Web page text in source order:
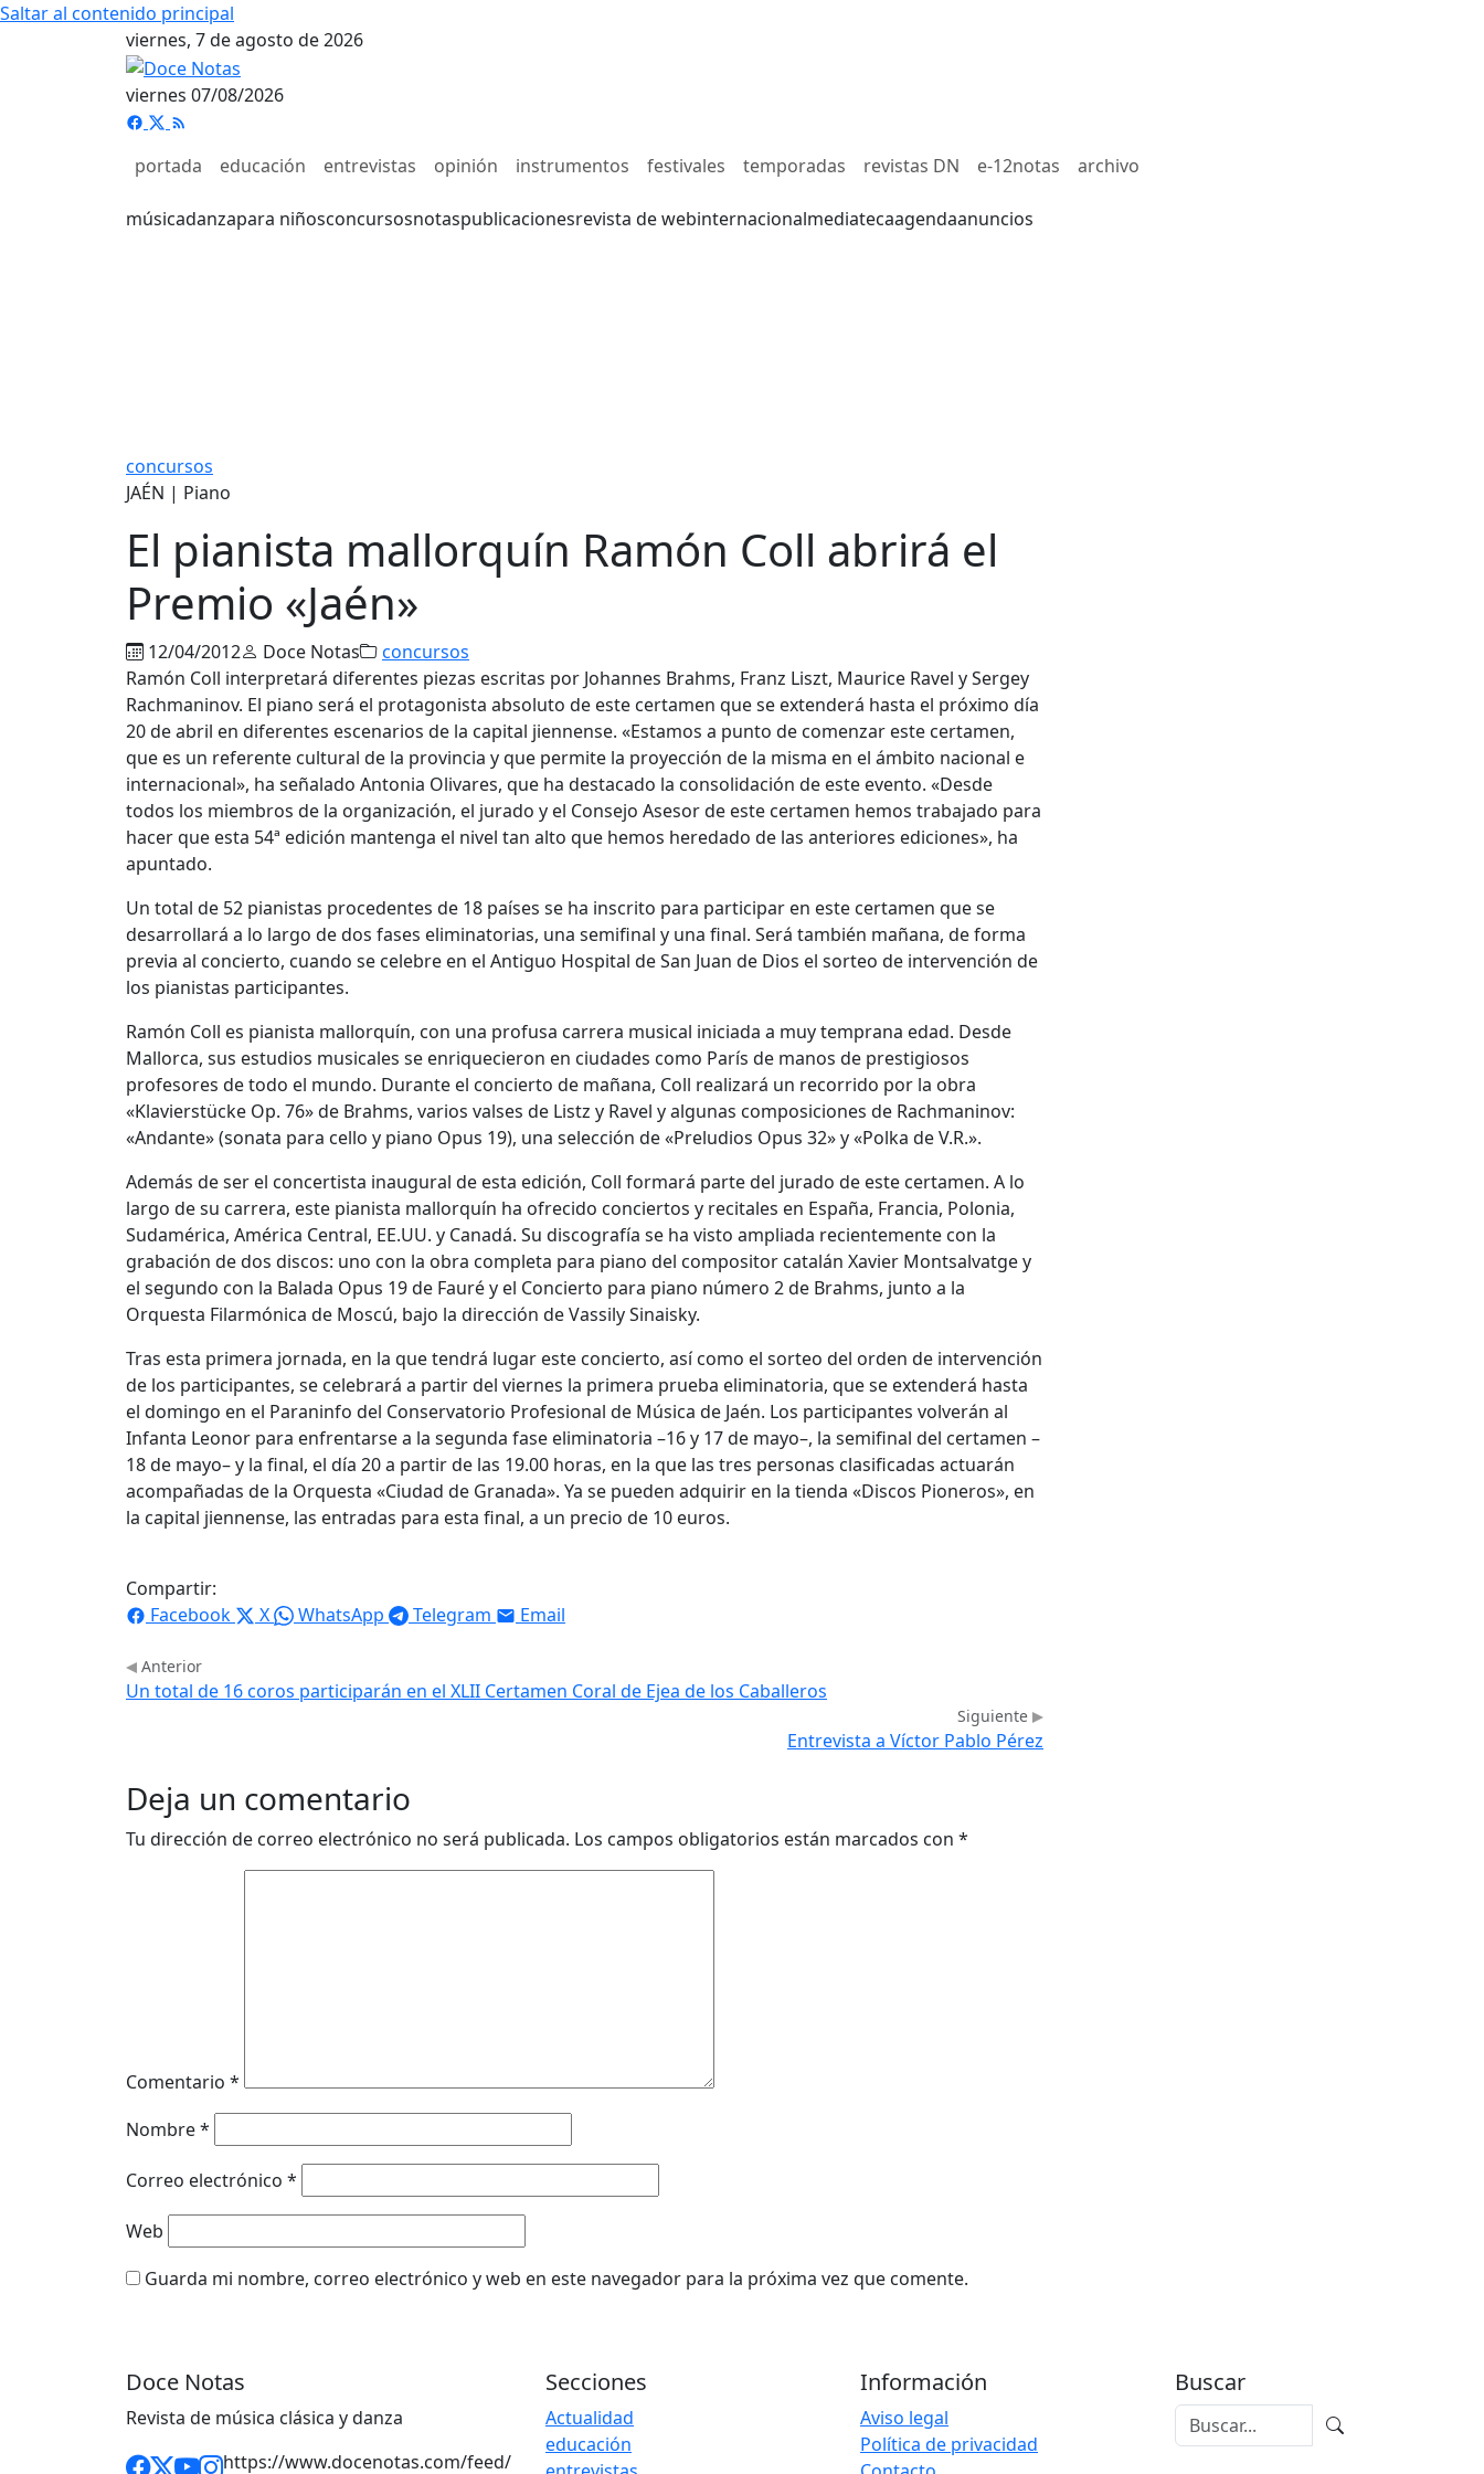
Saltar al contenido principal
viernes, 7 de agosto de 2026
viernes 07/08/2026
portada educación entrevistas opinión instrumentos festivales temporadas revistas DN e-12notas archivo
músicadanzapara niñosconcursosnotaspublicacionesrevista de webinternacionalmediatecaagendaanuncios
concursos
JAÉN | Piano
El pianista mallorquín Ramón Coll abrirá el
Premio «Jaén»
12/04/2012 Doce Notas
concursos
Ramón Coll interpretará diferentes piezas escritas por Johannes Brahms, Franz Liszt, Maurice Ravel y Sergey
Rachmaninov. El piano será el protagonista absoluto de este certamen que se extenderá hasta el próximo día
20 de abril en diferentes escenarios de la capital jiennense. «Estamos a punto de comenzar este certamen,
que es un referente cultural de la provincia y que permite la proyección de la misma en el ámbito nacional e
internacional», ha señalado Antonia Olivares, que ha destacado la consolidación de este evento. «Desde
todos los miembros de la organización, el jurado y el Consejo Asesor de este certamen hemos trabajado para
hacer que esta 54ª edición mantenga el nivel tan alto que hemos heredado de las anteriores ediciones», ha
apuntado.
Un total de 52 pianistas procedentes de 18 países se ha inscrito para participar en este certamen que se
desarrollará a lo largo de dos fases eliminatorias, una semifinal y una final. Será también mañana, de forma
previa al concierto, cuando se celebre en el Antiguo Hospital de San Juan de Dios el sorteo de intervención de
los pianistas participantes.
Ramón Coll es pianista mallorquín, con una profusa carrera musical iniciada a muy temprana edad. Desde
Mallorca, sus estudios musicales se enriquecieron en ciudades como París de manos de prestigiosos
profesores de todo el mundo. Durante el concierto de mañana, Coll realizará un recorrido por la obra
«Klavierstücke Op. 76» de Brahms, varios valses de Listz y Ravel y algunas composiciones de Rachmaninov:
«Andante» (sonata para cello y piano Opus 19), una selección de «Preludios Opus 32» y «Polka de V.R.».
Además de ser el concertista inaugural de esta edición, Coll formará parte del jurado de este certamen. A lo
largo de su carrera, este pianista mallorquín ha ofrecido conciertos y recitales en España, Francia, Polonia,
Sudamérica, América Central, EE.UU. y Canadá. Su discografía se ha visto ampliada recientemente con la
grabación de dos discos: uno con la obra completa para piano del compositor catalán Xavier Montsalvatge y
el segundo con la Balada Opus 19 de Fauré y el Concierto para piano número 2 de Brahms, junto a la
Orquesta Filarmónica de Moscú, bajo la dirección de Vassily Sinaisky.
Tras esta primera jornada, en la que tendrá lugar este concierto, así como el sorteo del orden de intervención
de los participantes, se celebrará a partir del viernes la primera prueba eliminatoria, que se extenderá hasta
el domingo en el Paraninfo del Conservatorio Profesional de Música de Jaén. Los participantes volverán al
Infanta Leonor para enfrentarse a la segunda fase eliminatoria –16 y 17 de mayo–, la semifinal del certamen –
18 de mayo– y la final, el día 20 a partir de las 19.00 horas, en la que las tres personas clasificadas actuarán
acompañadas de la Orquesta «Ciudad de Granada». Ya se pueden adquirir en la tienda «Discos Pioneros», en
la capital jiennense, las entradas para esta final, a un precio de 10 euros.
Compartir:
Facebook
X WhatsApp Telegram Email
Anterior
Un total de 16 coros participarán en el XLII Certamen Coral de Ejea de los Caballeros
Siguiente
Entrevista a Víctor Pablo Pérez
Deja un comentario
Tu dirección de correo electrónico no será publicada. Los campos obligatorios están marcados con *
Comentario *
Nombre*
Correo electrónico *
Web
Guarda mi nombre, correo electrónico y web en este navegador para la próxima vez que comente.
Doce Notas
Revista de música clásica y danza
https://www.docenotas.com/feed/
Secciones
Actualidad
educación
Información
Aviso legal
Política de privacidad
Buscar